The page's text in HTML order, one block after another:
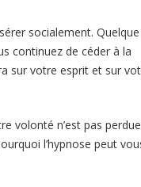
socialement.
continuez de céder à la
sur votre esprit et sur
volonté n’est pas
l’hypnose peut